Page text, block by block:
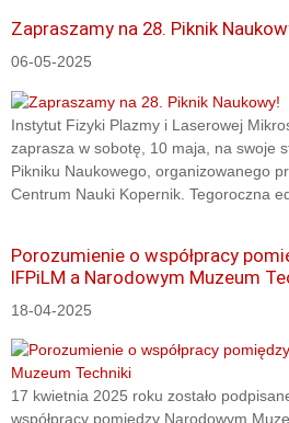
Zapraszamy na 28. Piknik
06-05-2025
Instytut Fizyki Plazmy i Laserowej
zaprasza w sobotę, 10 maja, na swoje
Pikniku Naukowego, organizowanego
Centrum Nauki Kopernik. Tegoroczna
Porozumienie o współpracy
IFPiLM a Narodowym Muzeum
18-04-2025
17 kwietnia 2025 roku zostało
współpracy pomiędzy Narodowym